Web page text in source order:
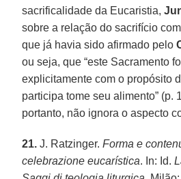
sacrificalidade da Eucaristia,
sobre a relação do sacrifício
que já havia sido afirmado pelo
ou seja, que “este Sacramento
explicitamente com o propósito
participa tome seu alimento” (p.
portanto, não ignora o aspecto
21. J. Ratzinger.Forma e
celebrazione eucarística. In: Id.